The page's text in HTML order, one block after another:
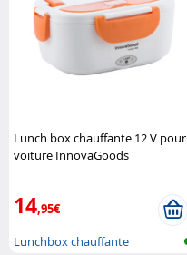
Lunch box chauffante 12 V pour
voiture InnovaGoods
14,95€
Lunchbox chauffante